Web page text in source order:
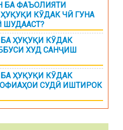
БА ФАЪОЛИЯТИ
КӮДАК ЧӢ ГУНА
ШУДААСТ?
ҲУҚУҚИ КӮДАК
ХУД САНҶИШ
ҲУҚУҚИ КӮДАК
СУДӢ ИШТИРОК